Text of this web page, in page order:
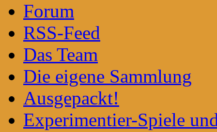
Forum
RSS-Feed
Das Team
Die eigene Sammlung
Ausgepackt!
Experimentier-Spiele